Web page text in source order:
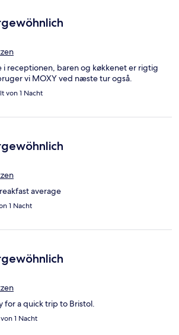
i receptionen, baren og køkkenet er rigtig
vi MOXY ved næste tur også.
von 1 Nacht
average
1 Nacht
for a quick trip to Bristol.
1 Nacht